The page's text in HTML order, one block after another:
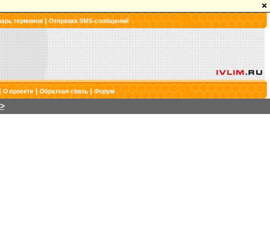
терминов|Отправка SMS-сообщений
О проекте|Обратная связь|Форум